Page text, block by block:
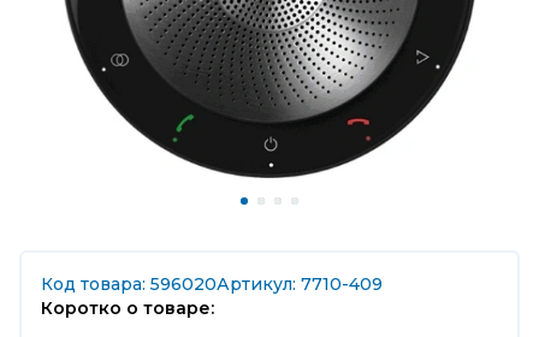
Код товара: 596020Артикул: 7710-409
Коротко о товаре: